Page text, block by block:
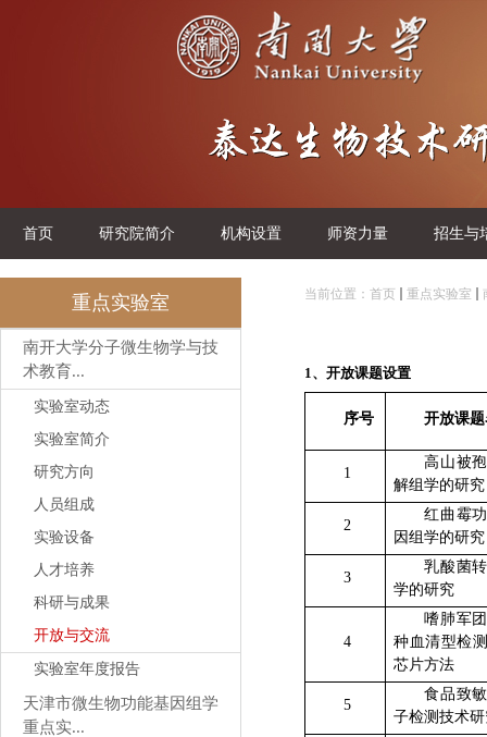
首页 研究院简介 机构设置 师资力量 招生与
重点实验室
南开大学分子微生物学与技
术教育...
实验室动态
实验室简介
研究方向
人员组成
实验设备
人才培养
科研与成果
开放与交流
实验室年度报告
天津市微生物功能基因组学
重点实...
当前位置： 首页 重点实验室
1、 开放课题设置
序号 开放课
1
高山被
解组学的研究
2
红曲霉
因组学的研究
3
乳酸菌
学的研究
4
嗜肺军
种血清型检
芯片方法
5
食品致
子检测技术